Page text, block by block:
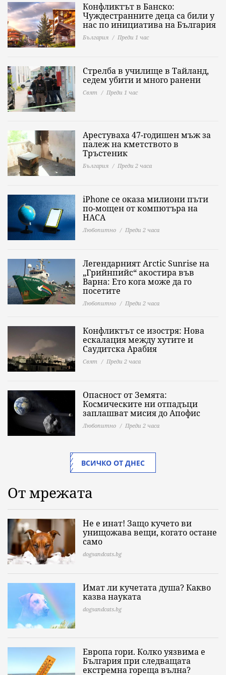
Конфликтът в Банско:
Чуждестранните деца са били у
нас по инициатива на България
България Преди 1 час
Стрелба в училище в Тайланд,
седем убити и много ранени
Свят Преди 1 час
Арестуваха 47-годишен мъж за
палеж на кметството в
Тръстеник
България Преди 2 часа
iPhone се оказа милиони пъти
по-мощен от компютъра на
НАСА
Любопитно Преди 2 часа
Легендарният Arctic Sunrise на
„Грийнпийс“ акостира във
Варна: Ето кога може да го
посетите
Любопитно Преди 2 часа
Конфликтът се изостря: Нова
ескалация между хутите и
Саудитска Арабия
Свят Преди 2 часа
Опасност от Земята:
Космическите ни отпадъци
заплашват мисия до Апофис
Любопитно Преди 2 часа
ВСИЧКО ОТ ДНЕС
От мрежата
Не е инат! Защо кучето ви
унищожава вещи, когато остане
само
dogsandcats.bg
Имат ли кучетата душа? Какво
казва науката
dogsandcats.bg
Европа гори. Колко уязвима е
България при следващата
екстремна гореща вълна?